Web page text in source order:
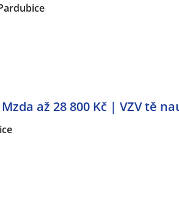
až 28 800 Kč | VZV tě